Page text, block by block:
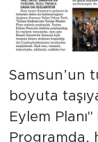
Samsun’un
boyuta
Eylem Planı"
Programda,